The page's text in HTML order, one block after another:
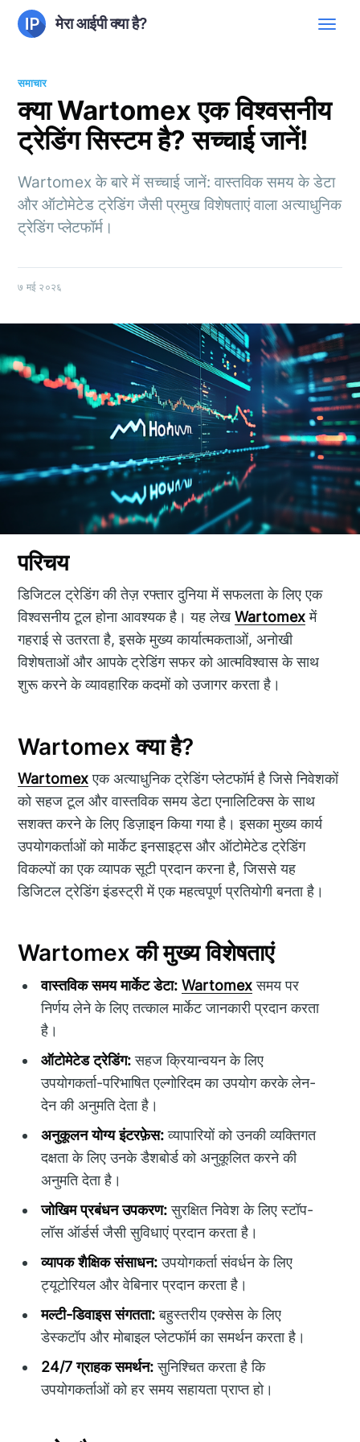
मेरा आईपी क्या है?
समाचार
क्या Wartomex एक विश्वसनीय
ट्रेडिंग सिस्टम है? सच्चाई जानें!
Wartomex के बारे में सच्चाई जानें: वास्तविक समय के डेटा
और ऑटोमेटेड ट्रेडिंग जैसी प्रमुख विशेषताएं वाला अत्याधुनिक
ट्रेडिंग प्लेटफॉर्म।
७ मई २०२६
परिचय
डिजिटल ट्रेडिंग की तेज़ रफ्तार दुनिया में सफलता के लिए एक
विश्वसनीय टूल होना आवश्यक है। यह लेखWartomexमें
गहराई से उतरता है, इसके मुख्य कार्यात्मकताओं, अनोखी
विशेषताओं और आपके ट्रेडिंग सफर को आत्मविश्वास के साथ
शुरू करने के व्यावहारिक कदमों को उजागर करता है।
Wartomex क्या है?
Wartomexएक अत्याधुनिक ट्रेडिंग प्लेटफॉर्म है जिसे निवेशकों
को सहज टूल और वास्तविक समय डेटा एनालिटिक्स के साथ
सशक्त करने के लिए डिज़ाइन किया गया है। इसका मुख्य कार्य
उपयोगकर्ताओं को मार्केट इनसाइट्स और ऑटोमेटेड ट्रेडिंग
विकल्पों का एक व्यापक सूटी प्रदान करना है, जिससे यह
डिजिटल ट्रेडिंग इंडस्ट्री में एक महत्वपूर्ण प्रतियोगी बनता है।
Wartomex की मुख्य विशेषताएं
वास्तविक समय मार्केट डेटा: Wartomexसमय पर
निर्णय लेने के लिए तत्काल मार्केट जानकारी प्रदान करता
है।
ऑटोमेटेड ट्रेडिंग:सहज क्रियान्वयन के लिए
उपयोगकर्ता-परिभाषित एल्गोरिदम का उपयोग करके लेन-
देन की अनुमति देता है।
अनुकूलन योग्य इंटरफ़ेस:व्यापारियों को उनकी व्यक्तिगत
दक्षता के लिए उनके डैशबोर्ड को अनुकूलित करने की
अनुमति देता है।
जोखिम प्रबंधन उपकरण:सुरक्षित निवेश के लिए स्टॉप-
लॉस ऑर्डर्स जैसी सुविधाएं प्रदान करता है।
व्यापक शैक्षिक संसाधन:उपयोगकर्ता संवर्धन के लिए
ट्यूटोरियल और वेबिनार प्रदान करता है।
मल्टी-डिवाइस संगतता:बहुस्तरीय एक्सेस के लिए
डेस्कटॉप और मोबाइल प्लेटफॉर्म का समर्थन करता है।
24/7 ग्राहक समर्थन:सुनिश्चित करता है कि
उपयोगकर्ताओं को हर समय सहायता प्राप्त हो।